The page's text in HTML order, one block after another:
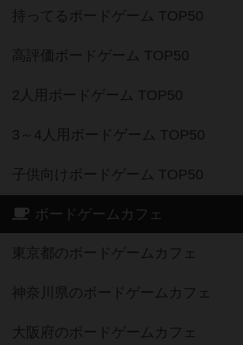
持ってるボードゲーム TOP50
高評価ボードゲーム TOP50
2人用ボードゲーム TOP50
3～4人用ボードゲーム TOP50
子供向けボードゲーム TOP50
ボードゲームカフェ
東京都のボードゲームカフェ
神奈川県のボードゲームカフェ
大阪府のボードゲームカフェ